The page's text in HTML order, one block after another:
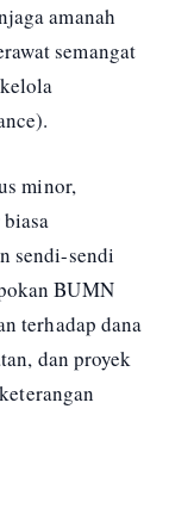
amanah
semangat
minor,
sendi-sendi
BUMN
terhadap dana
dan proyek